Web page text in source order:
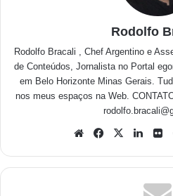
Rodolfo
Rodolfo Bracali , Chef Argentino e
de Conteúdos, Jornalista no Portal
em Belo Horizonte Minas Gerais.
nos meus espaços na Web.